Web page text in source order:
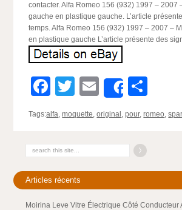
contacter. Alfa Romeo 156 (932) 1997 – 2007
gauche en plastique gauche. L’article
temps. Alfa Romeo 156 (932) 1997 – 2007 –
en plastique gauche L’article présente des
Facebook
Twitter
EmailShare
Tags:alfa,moquette,original ,pour,romeo,
Articles récents
Moirina Leve Vitre Électrique Côté Conducteur